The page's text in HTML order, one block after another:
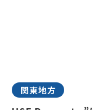
関東地方